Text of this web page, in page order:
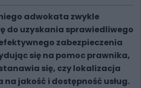
adwokata zwykle
do uzyskania sprawiedliwego
zabezpieczenia
się na pomoc prawnika,
się, czy lokalizacja
na jakość i dostępność usług.